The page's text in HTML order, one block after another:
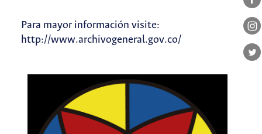
Para mayor información visite:
http://www.archivogeneral.gov.co/